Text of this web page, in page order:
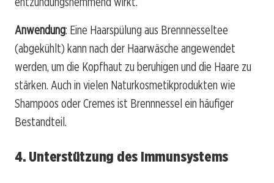
Anwendung: Eine Haarspülung aus Brennnesseltee
(abgekühlt) kann nach der Haarwäsche angewendet
werden, um die Kopfhaut zu beruhigen und die Haare zu
stärken. Auch in vielen Naturkosmetikprodukten wie
Shampoos oder Cremes ist Brennnessel ein häufiger
Bestandteil.
4. Unterstützung des Immunsystems